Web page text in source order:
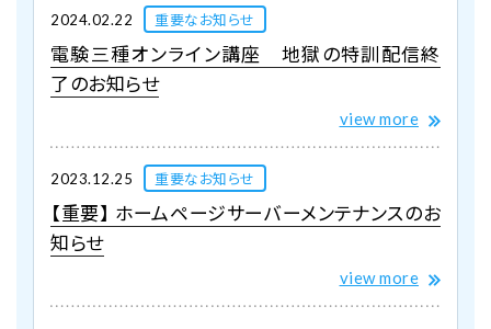
2024.02.22 重要なお知らせ
電験三種オンライン講座 地獄の特訓配信終
了のお知らせ
view more
2023.12.25 重要なお知らせ
【重要】 ホームページサーバーメンテナンスのお
知らせ
view more